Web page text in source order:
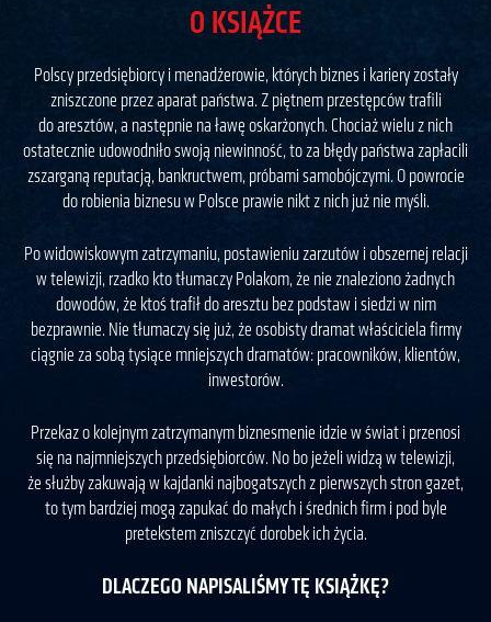
O KSIĄŻCE
Polscy przedsiębiorcy i menadżerowie, których biznes i kariery zostały
zniszczone przez aparat państwa. Z piętnem przestępców trafili
do aresztów, a następnie na ławę oskarżonych. Chociaż wielu z nich
ostatecznie udowodniło swoją niewinność, to za błędy państwa zapłacili
zszarganą reputacją, bankructwem, próbami samobójczymi. O powrocie
do robienia biznesu w Polsce prawie nikt z nich już nie myśli.
Po widowiskowym zatrzymaniu, postawieniu zarzutów i obszernej relacji
w telewizji, rzadko kto tłumaczy Polakom, że nie znaleziono żadnych
dowodów, że ktoś trafił do aresztu bez podstaw i siedzi w nim
bezprawnie. Nie tłumaczy się już, że osobisty dramat właściciela firmy
ciągnie za sobą tysiące mniejszych dramatów: pracowników, klientów,
inwestorów.
Przekaz o kolejnym zatrzymanym biznesmenie idzie w świat i przenosi
się na najmniejszych przedsiębiorców. No bo jeżeli widzą w telewizji,
że służby zakuwają w kajdanki najbogatszych z pierwszych stron gazet,
to tym bardziej mogą zapukać do małych i średnich firm i pod byle
pretekstem zniszczyć dorobek ich życia.
DLACZEGO NAPISALIŚMY TĘ KSIĄŻKĘ?